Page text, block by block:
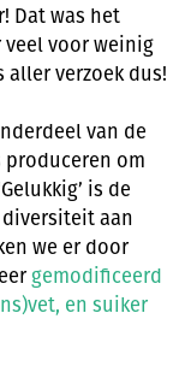
Dat was het
voor weinig
aller verzoek dus!
van de
om
is de
aan
we er door
gemodificeerd
en suiker